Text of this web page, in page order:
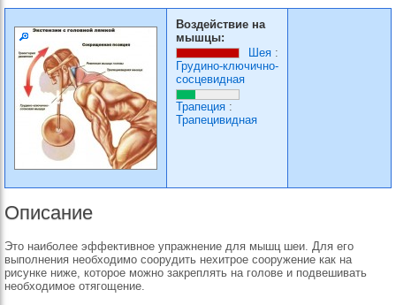
Воздействие на
мышцы:
Шея :
Грудино-ключично-
сосцевидная
Трапеция :
Трапецивидная
Описание
Это наиболее эффективное упражнение для мышц шеи. Для его
выполнения необходимо соорудить нехитрое сооружение как на
рисунке ниже, которое можно закреплять на голове и подвешивать
необходимое отягощение.